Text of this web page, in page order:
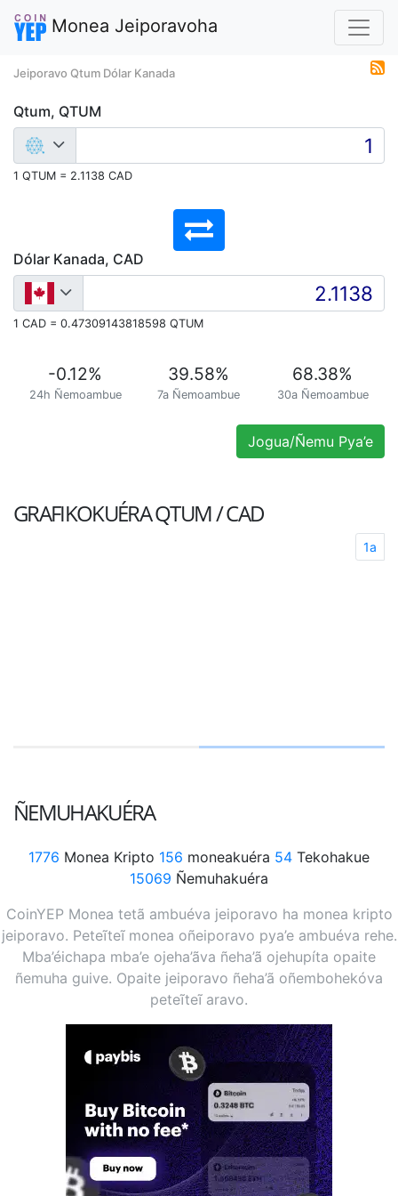
Monea Jeiporavoha
Jeiporavo Qtum Dólar Kanada
Qtum, QTUM
1 QTUM = 2.1138 CAD
Dólar Kanada, CAD
1 CAD = 0.47309143818598 QTUM
-0.12%
24h Ñemoambue
39.58%
7a Ñemoambue
68.38%
30a Ñemoambue
Jogua/Ñemu Pya’e
GRAFIKOKUÉRAQTUM / CAD
1a
ÑEMUHAKUÉRA
1776 Monea Kripto 156 moneakuéra 54 Tekohakue
15069 Ñemuhakuéra
CoinYEP Monea tetã ambuéva jeiporavo ha monea kripto
jeiporavo. Peteĩteĩ monea oñeiporavo pya’e ambuéva rehe.
Mba’éichapa mba’e ojeha’ãva ñeha’ã ojehupíta opaite
ñemuha guive. Opaite jeiporavo ñeha’ã oñembohekóva
peteĩteĩ aravo.